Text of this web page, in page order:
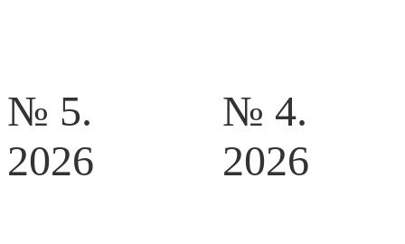
№ 5.
2026
№ 4.
2026